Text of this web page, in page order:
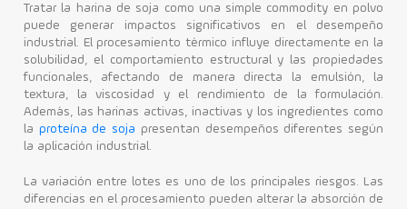
Tratar la harina de soja como una simple commodity en polvo
puede generar impactos significativos en el desempeño
industrial. El procesamiento térmico influye directamente en la
solubilidad, el comportamiento estructural y las propiedades
funcionales, afectando de manera directa la emulsión, la
textura, la viscosidad y el rendimiento de la formulación.
Además, las harinas activas, inactivas y los ingredientes como
la proteína de soja presentan desempeños diferentes según
la aplicación industrial.
La variación entre lotes es uno de los principales riesgos. Las
diferencias en el procesamiento pueden alterar la absorción de